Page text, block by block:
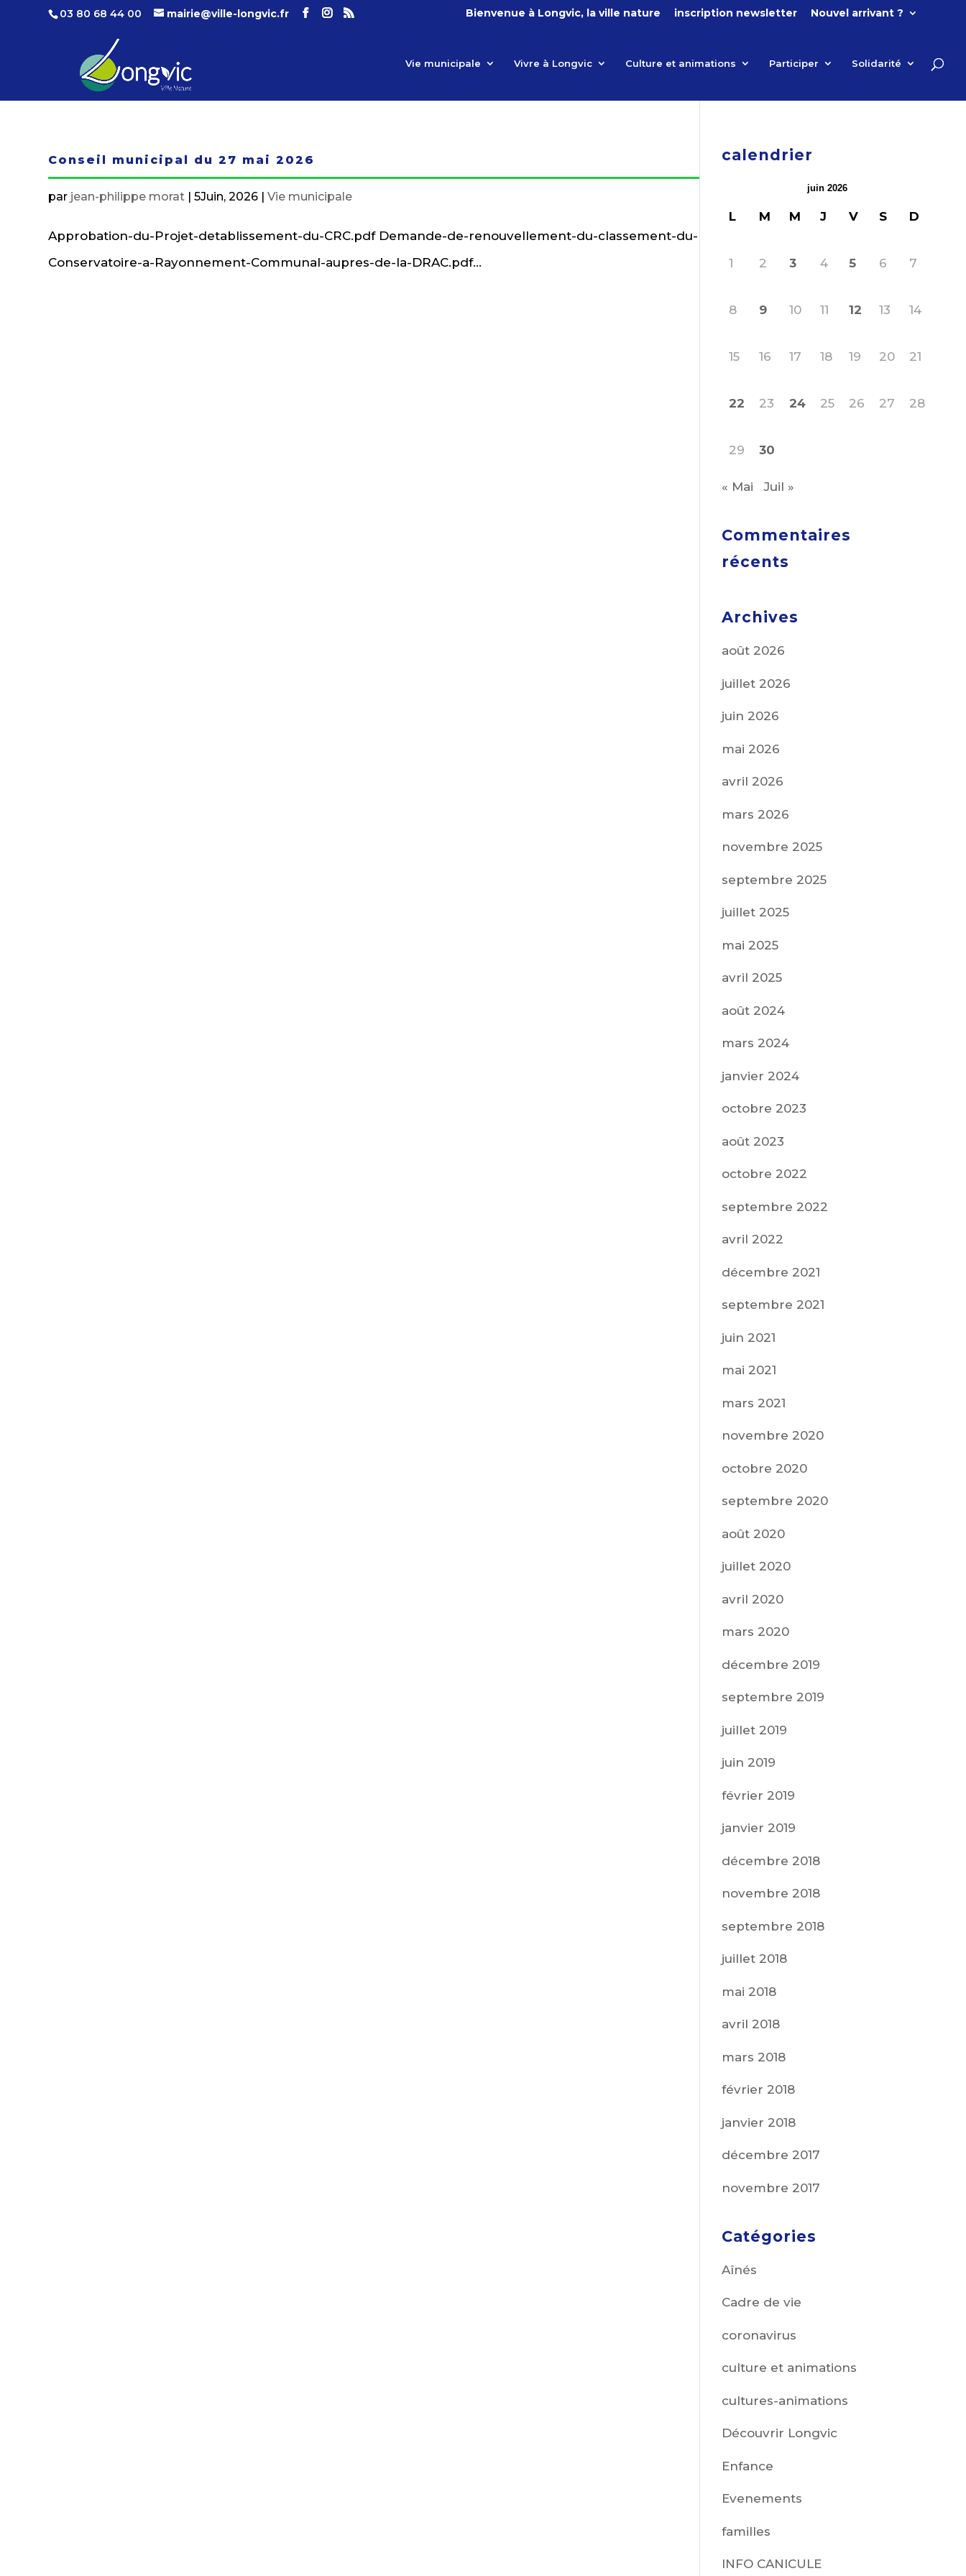
03 80 68 44 00 mairie@ville-longvic.fr Bienvenue à Longvic, la ville nature inscription newsletter Nouvel arrivant ?
Vie municipale Vivre à Longvic Culture et animations Participer Solidarité
Conseil municipal du 27 mai 2026
par jean-philippe morat |5Juin, 2026 |Vie municipale
Approbation-du-Projet-detablissement-du-CRC.pdf Demande-de-renouvellement-du-classement-du-
Conservatoire-a-Rayonnement-Communal-aupres-de-la-DRAC.pdf...
calendrier
juin 2026
L M M J V S D
1 2 3 4 5 6 7
8 9 10 11 12 13 14
15 16 17 18 19 20 21
22 23 24 25 26 27 28
29 30
« Mai Juil »
Commentaires
récents
Archives
août 2026
juillet 2026
juin 2026
mai 2026
avril 2026
mars 2026
novembre 2025
septembre 2025
juillet 2025
mai 2025
avril 2025
août 2024
mars 2024
janvier 2024
octobre 2023
août 2023
octobre 2022
septembre 2022
avril 2022
décembre 2021
septembre 2021
juin 2021
mai 2021
mars 2021
novembre 2020
octobre 2020
septembre 2020
août 2020
juillet 2020
avril 2020
mars 2020
décembre 2019
septembre 2019
juillet 2019
juin 2019
février 2019
janvier 2019
décembre 2018
novembre 2018
septembre 2018
juillet 2018
mai 2018
avril 2018
mars 2018
février 2018
janvier 2018
décembre 2017
novembre 2017
Catégories
Aînés
Cadre de vie
coronavirus
culture et animations
cultures-animations
Découvrir Longvic
Enfance
Evenements
familles
INFO CANICULE